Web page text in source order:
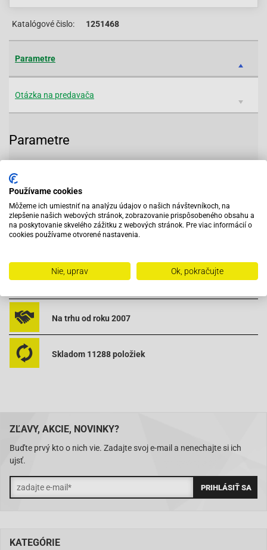
Katalógové čislo: 1251468
Parametre
Otázka na predavača
Parametre
Katalógové čislo:
Pri objednaní do 12:00 tovar zajtra u vás
Na trhu od roku 2007
Skladom 11288 položiek
ZĽAVY, AKCIE, NOVINKY?
Buďte prvý kto o nich vie. Zadajte svoj e-mail a nenechajte si ich
ujsť.
KATEGÓRIE
Používame cookies
Môžeme ich umiestniť na analýzu údajov o našich návštevníkoch, na
zlepšenie našich webových stránok, zobrazovanie prispôsobeného obsahu a
na poskytovanie skvelého zážitku z webových stránok. Pre viac informácií o
cookies používame otvorené nastavenia.
Nie, uprav Ok, pokračujte